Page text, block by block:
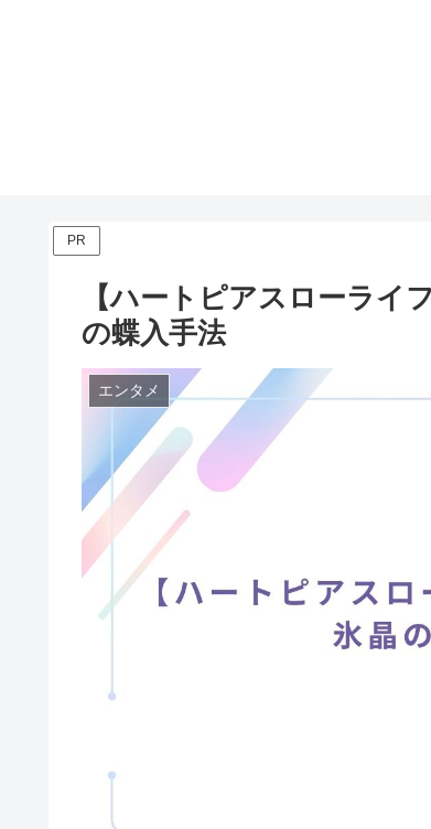
PR
【ハートピアスローライ
の蝶入手法
エンタメ